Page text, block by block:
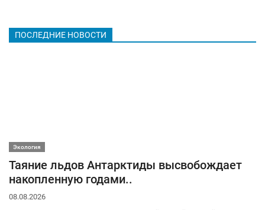
ПОСЛЕДНИЕ НОВОСТИ
Экология
Таяние льдов Антарктиды высвобождает
накопленную годами..
08.08.2026